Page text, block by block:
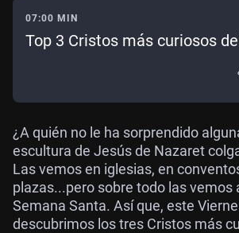
07:00 MIN
Top 3 Cristos más curiosos
¿A quién no le ha sorprendido
escultura de Jesús de Nazaret
Las vemos en iglesias, en
plazas...pero sobre todo las vemos
Semana Santa. Así que, este
descubrimos los tres Cristos más